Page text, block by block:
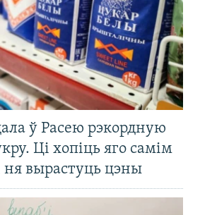
ў Расею рэкордную
Ці хопіць яго самім
ня вырастуць цэны